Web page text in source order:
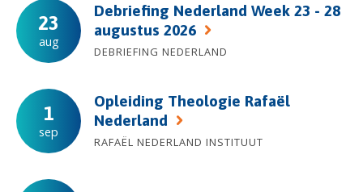
23
aug
Debriefing Nederland Week 23 - 28
augustus 2026
DEBRIEFING NEDERLAND
1
sep
Opleiding Theologie Rafaël
Nederland
RAFAËL NEDERLAND INSTITUUT